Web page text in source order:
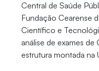
Central de Saúde
Fundação Cearense
Científico e
análise de exames de
estrutura montada na